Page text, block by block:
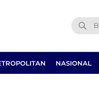
NASIONAL